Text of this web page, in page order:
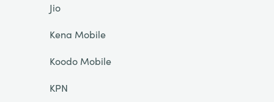
Jio
Kena Mobile
Koodo Mobile
KPN